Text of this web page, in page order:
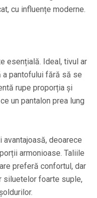
cu influențe moderne.
esențială. Ideal, tivul ar
a pantofului fără să se
rupe proporția și
un pantalon prea lung
deoarece
armonioase. Taliile
preferă confortul, dar
siluetelor foarte suple,